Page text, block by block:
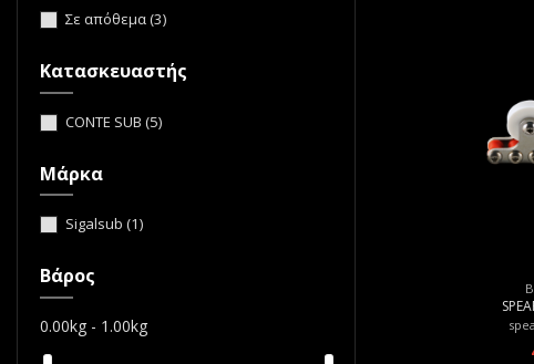
Σε απόθεμα(3)
Κατασκευαστής
CONTE SUB (5)
Μάρκα
Sigalsub (1)
Βάρος
0.00kg - 1.00kg